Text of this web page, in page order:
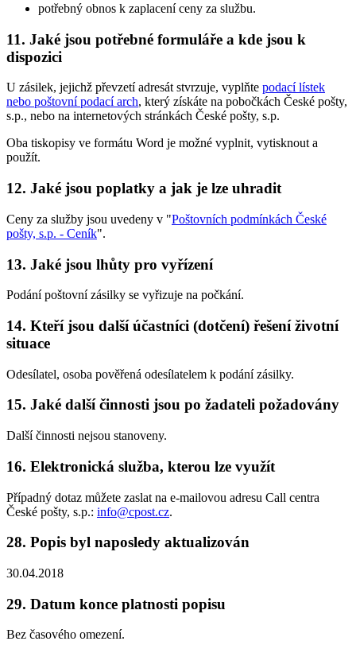
potřebný obnos k zaplacení ceny za službu.
11. Jaké jsou potřebné formuláře a kde jsou k
dispozici
U zásilek, jejichž převzetí adresát stvrzuje, vyplňte podací lístek
nebo poštovní podací arch, který získáte na pobočkách České pošty,
s.p., nebo na internetových stránkách České pošty, s.p.
Oba tiskopisy ve formátu Word je možné vyplnit, vytisknout a
použít.
12. Jaké jsou poplatky a jak je lze uhradit
Ceny za služby jsou uvedeny v "Poštovních podmínkách České
pošty, s.p. - Ceník".
13. Jaké jsou lhůty pro vyřízení
Podání poštovní zásilky se vyřizuje na počkání.
14. Kteří jsou další účastníci (dotčení) řešení životní
situace
Odesílatel, osoba pověřená odesílatelem k podání zásilky.
15. Jaké další činnosti jsou po žadateli požadovány
Další činnosti nejsou stanoveny.
16. Elektronická služba, kterou lze využít
Případný dotaz můžete zaslat na e-mailovou adresu Call centra
České pošty, s.p.: info@cpost.cz.
28. Popis byl naposledy aktualizován
30.04.2018
29. Datum konce platnosti popisu
Bez časového omezení.